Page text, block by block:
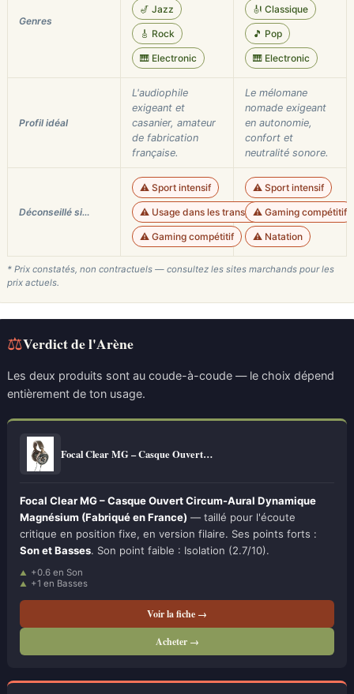
Genres
🎷 Jazz
🎸 Rock
🎹 Electronic
🎻 Classique
🎵 Pop
🎹 Electronic
Profil idéal
L'audiophile
exigeant et
casanier, amateur
de fabrication
française.
Le mélomane
nomade exigeant
en autonomie,
confort et
neutralité sonore.
Déconseillé si…
⚠️ Sport intensif
⚠️ Usage dans les transports
⚠️ Gaming compétitif
⚠️ Sport intensif
⚠️ Gaming compétitif
⚠️ Natation
* Prix constatés, non contractuels — consultez les sites marchands pour les
prix actuels.
⚖Verdict de l'Arène
Les deux produits sont au coude-à-coude — le choix dépend
entièrement de ton usage.
Focal Clear MG – Casque Ouvert…
Focal Clear MG – Casque Ouvert Circum-Aural Dynamique
Magnésium (Fabriqué en France) — taillé pour l'écoute
critique en position fixe, en version filaire. Ses points forts :
Son et Basses. Son point faible : Isolation (2.7/10).
+0.6 en Son
+1 en Basses
Voir la fiche →
Acheter →